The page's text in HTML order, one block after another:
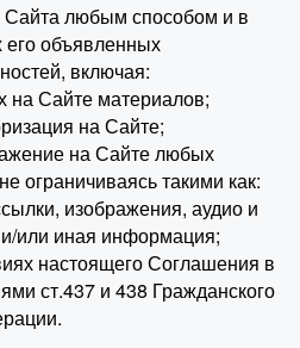
любым способом и в
объявленных
включая:
Сайте материалов;
на Сайте;
на Сайте любых
ограничиваясь такими как:
изображения, аудио и
или иная информация;
настоящего Соглашения в
ст.437 и 438 Гражданского